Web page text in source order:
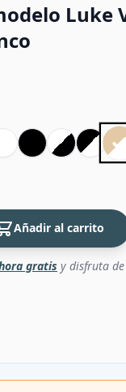
Luke
Añadir al carrito
gratis y disfruta